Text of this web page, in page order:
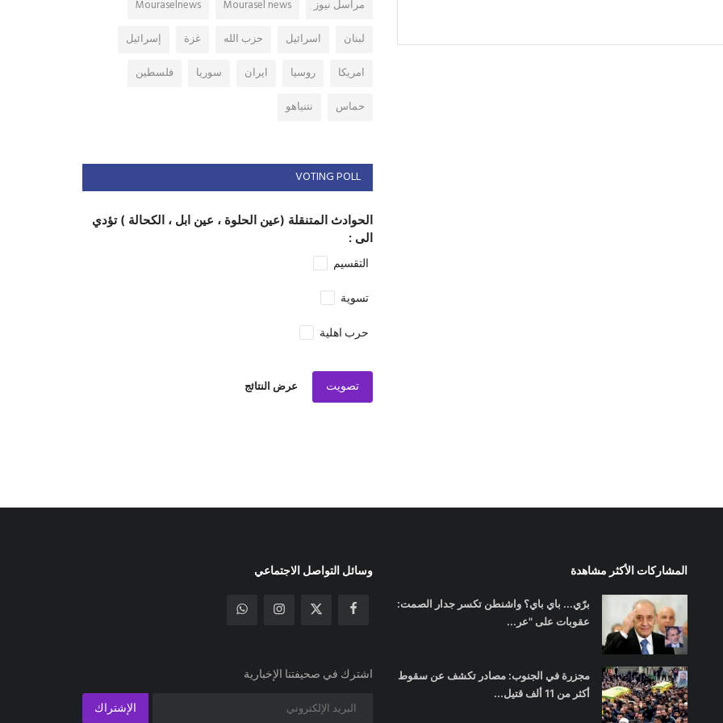
مراسل نيوز Mourasel news
Mouraselnews
لبنان
اسرائيل حزب الله غزة
إسرائيل
امريكا
روسيا ايران سوريا
فلسطين
حماس
نتنياهو
VOTING POLL
الحوادث المتنقلة (عين الحلوة ، عين ابل ، الكحالة ) تؤدي
الى :
التقسيم
تسوية
حرب اهلية
تصويت عرض النتائج
المشاركات الأكثر مشاهدة
برّي... باي باي؟ واشنطن تكسر جدار الصمت:
عقوبات على "عر...
مجزرة في الجنوب: مصادر تكشف عن سقوط
أكثر من 11 ألف قتيل...
وسائل التواصل الاجتماعي
اشترك في صحيفتنا الإخبارية
الإشتراك